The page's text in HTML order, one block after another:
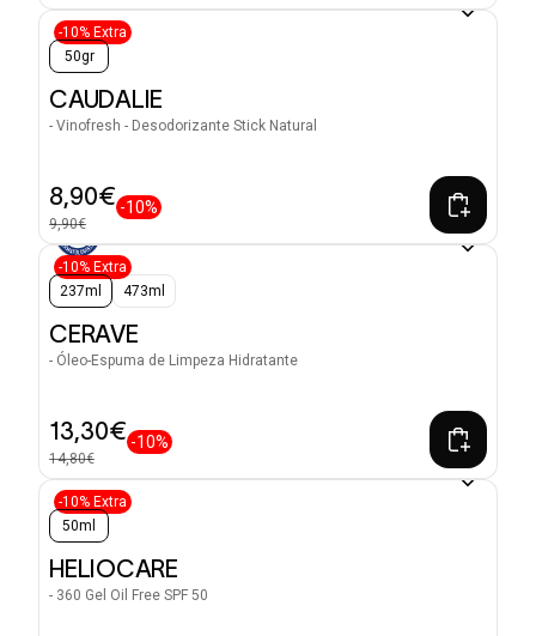
-10% Extra
50gr
CAUDALIE
- Vinofresh - Desodorizante Stick Natural
8,90€
9,90€
-10%
-10% Extra
237ml
473ml
CERAVE
- Óleo-Espuma de Limpeza Hidratante
13,30€
14,80€
-10%
-10% Extra
50ml
HELIOCARE
- 360 Gel Oil Free SPF 50